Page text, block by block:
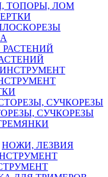
ТОПОРЫ, ЛОМ
СУЧКОРЕЗЫ
НОЖИ, ЛЕЗВИЯ